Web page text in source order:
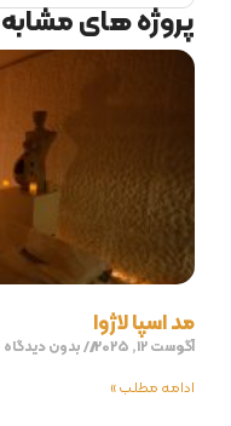
پروژه های مشابه
مد اسپا لاژوا
آگوست 12, 2025
بدون دیدگاه
ادامه مطلب »